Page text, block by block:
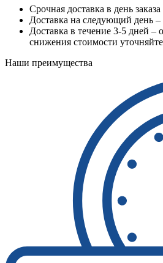
Срочная доставка в день
Доставка на следующий день –
Доставка в течение 3-5 дней –
снижения стоимости
Наши преимущества